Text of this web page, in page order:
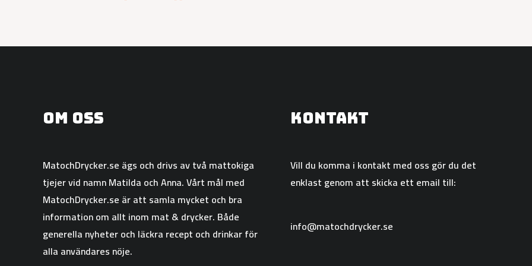
Om oss
MatochDrycker.se ägs och drivs av två mattokiga
tjejer vid namn Matilda och Anna. Vårt mål med
MatochDrycker.se är att samla mycket och bra
information om allt inom mat & drycker. Både
generella nyheter och läckra recept och drinkar för
alla användares nöje.
Kontakt
Vill du komma i kontakt med oss gör du det
enklast genom att skicka ett email till:
info@matochdrycker.se